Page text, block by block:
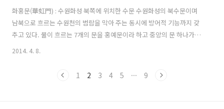
화홍문(華虹門) : 수원화성 북쪽에 위치한 수문 수원화성의 북수문이며
남북으로 흐르는 수원천의 범람을 막아 주는 동시에 방어적 기능까지 갖
추고 있다. 물이 흐르는 7개의 문을 홍예문이라 하고 중앙의 문 하나가 폭
2014. 4. 8.
1 2 3 4 5 ··· 9